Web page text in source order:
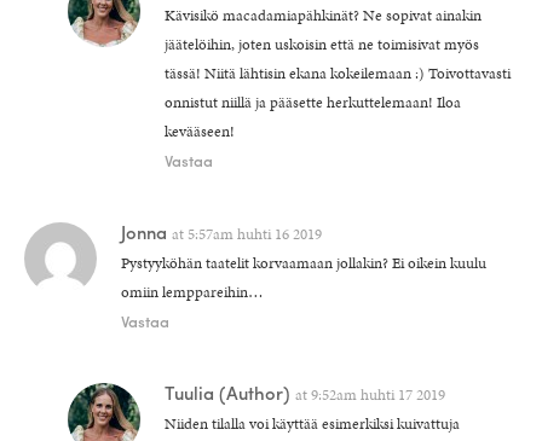
Kävisikö macadamiapähkinät? Ne sopivat ainakin
jäätelöihin, joten uskoisin että ne toimisivat myös
tässä! Niitä lähtisin ekana kokeilemaan :) Toivottavasti
onnistut niillä ja pääsette herkuttelemaan! Iloa
kevääseen!
Vastaa
Jonna at 5:57am huhti 16 2019
Pystyyköhän taatelit korvaamaan jollakin? Ei oikein kuulu
omiin lemppareihin…
Vastaa
Tuulia (Author) at9:52am huhti 17 2019
Niiden tilalla voi käyttää esimerkiksi kuivattuja